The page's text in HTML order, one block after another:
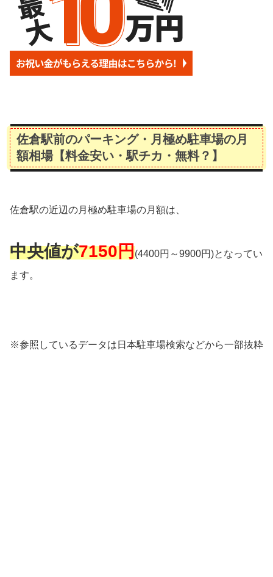
佐倉駅前のパーキング・月極め駐車場の月
額相場【料金安い・駅チカ・無料？】
佐倉駅の近辺の月極め駐車場の月額は、
中央値が7150円(4400円～9900円)となってい
ます。
※参照しているデータは日本駐車場検索などから一部抜粋